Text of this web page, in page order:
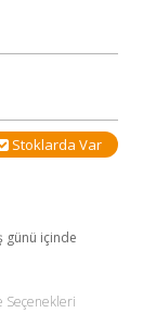
Stoklarda Var
günü içinde
Seçenekleri